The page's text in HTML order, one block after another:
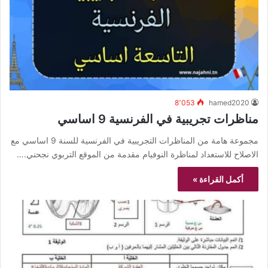
hamed2020 8٬053
مناظرات تجريبية في الفرنسية 9 اساسي
مجموعة هامة من المناظرات التجريبية في الفرنسية للسنة 9 اساسي مع
الاصلاح للاستعداد لمناظرة النوفيام مقدمة من الموقع التربوي نجحني.…
أكمل القراءة »